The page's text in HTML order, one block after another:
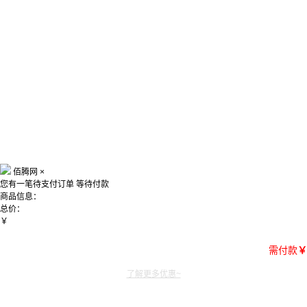
佰腾网 ×
您有一笔待支付订单 等待付款
商品信息：
总价：
￥
需付款￥
了解更多优惠~